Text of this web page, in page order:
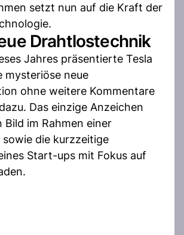
setzt nun auf die Kraft der
Drahtlostechnik
Jahres präsentierte Tesla
mysteriöse neue
ohne weitere Kommentare
Das einzige Anzeichen
Bild im Rahmen einer
die kurzzeitige
Start-ups mit Fokus auf